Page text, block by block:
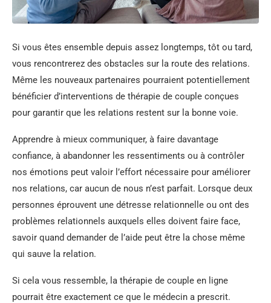
Si vous êtes ensemble depuis assez longtemps, tôt ou tard,
vous rencontrerez des obstacles sur la route des relations.
Même les nouveaux partenaires pourraient potentiellement
bénéficier d’interventions de thérapie de couple conçues
pour garantir que les relations restent sur la bonne voie.
Apprendre à mieux communiquer, à faire davantage
confiance, à abandonner les ressentiments ou à contrôler
nos émotions peut valoir l’effort nécessaire pour améliorer
nos relations, car aucun de nous n’est parfait. Lorsque deux
personnes éprouvent une détresse relationnelle ou ont des
problèmes relationnels auxquels elles doivent faire face,
savoir quand demander de l’aide peut être la chose même
qui sauve la relation.
Si cela vous ressemble, la thérapie de couple en ligne
pourrait être exactement ce que le médecin a prescrit.